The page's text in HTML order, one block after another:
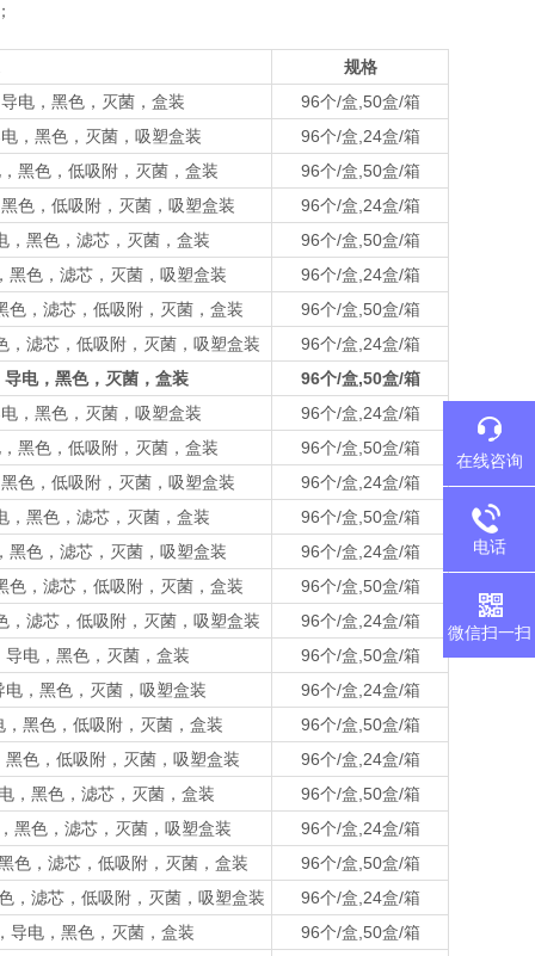
规格
电，黑色，灭菌，盒装
96个/盒,50盒/箱
，黑色，灭菌，吸塑盒装
96个/盒,24盒/箱
黑色，低吸附，灭菌，盒装
96个/盒,50盒/箱
色，低吸附，灭菌，吸塑盒装
96个/盒,24盒/箱
黑色，滤芯，灭菌，盒装
96个/盒,50盒/箱
色，滤芯，灭菌，吸塑盒装
96个/盒,24盒/箱
，滤芯，低吸附，灭菌，盒装
96个/盒,50盒/箱
滤芯，低吸附，灭菌，吸塑盒装
96个/盒,24盒/箱
电，黑色，灭菌，盒装
96个/盒,50盒/箱
，黑色，灭菌，吸塑盒装
96个/盒,24盒/箱
黑色，低吸附，灭菌，盒装
96个/盒,50盒/箱
色，低吸附，灭菌，吸塑盒装
96个/盒,24盒/箱
黑色，滤芯，灭菌，盒装
96个/盒,50盒/箱
色，滤芯，灭菌，吸塑盒装
96个/盒,24盒/箱
，滤芯，低吸附，灭菌，盒装
96个/盒,50盒/箱
滤芯，低吸附，灭菌，吸塑盒装
96个/盒,24盒/箱
电，黑色，灭菌，盒装
96个/盒,50盒/箱
，黑色，灭菌，吸塑盒装
96个/盒,24盒/箱
黑色，低吸附，灭菌，盒装
96个/盒,50盒/箱
色，低吸附，灭菌，吸塑盒装
96个/盒,24盒/箱
黑色，滤芯，灭菌，盒装
96个/盒,50盒/箱
色，滤芯，灭菌，吸塑盒装
96个/盒,24盒/箱
，滤芯，低吸附，灭菌，盒装
96个/盒,50盒/箱
滤芯，低吸附，灭菌，吸塑盒装
96个/盒,24盒/箱
电，黑色，灭菌，盒装
96个/盒,50盒/箱
在线咨询
电话
微信扫一扫